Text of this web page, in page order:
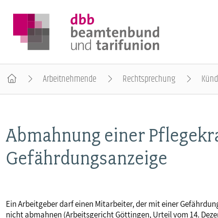
BEAMTINNEN & BEAMTE
ARBEITNEHMENDE
POLITIK & POSITIONEN
Arbeitnehmende Rechtsprechung
Abmahnung einer
Gefährdungsanzeige
Ein Arbeitgeber darf einen Mitarbeiter, der mit einer
nicht abmahnen (Arbeitsgericht Göttingen, Urteil vom 14.